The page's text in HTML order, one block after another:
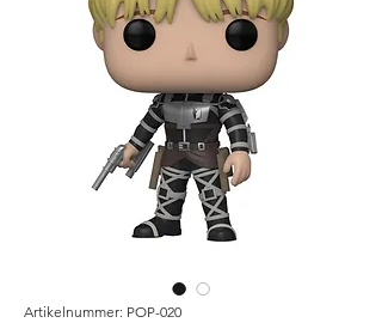
Artikelnummer: POP-020